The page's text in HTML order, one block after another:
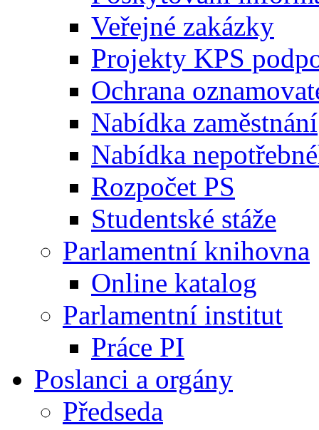
Veřejné zakázky
Projekty KPS
Ochrana
Nabídka zaměstnání
Nabídka
Rozpočet PS
Studentské stáže
Parlamentní knihovna
Online katalog
Parlamentní institut
Práce PI
Poslanci a orgány
Předseda